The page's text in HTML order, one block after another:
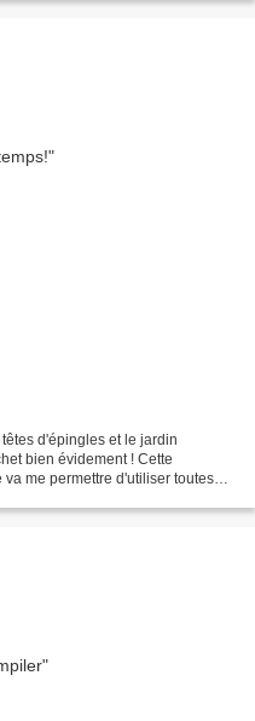
d'épingles et le jardin
bien évidement ! Cette
me permettre d'utiliser toutes